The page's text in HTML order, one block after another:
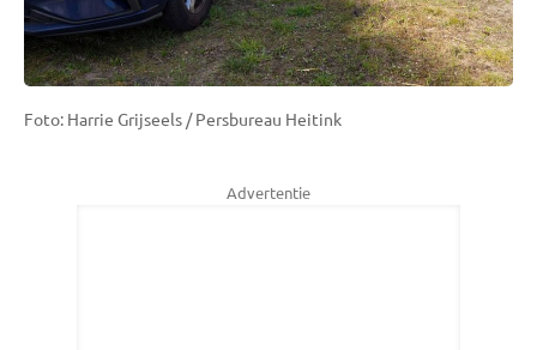
Foto: Harrie Grijseels / Persbureau Heitink
Advertentie